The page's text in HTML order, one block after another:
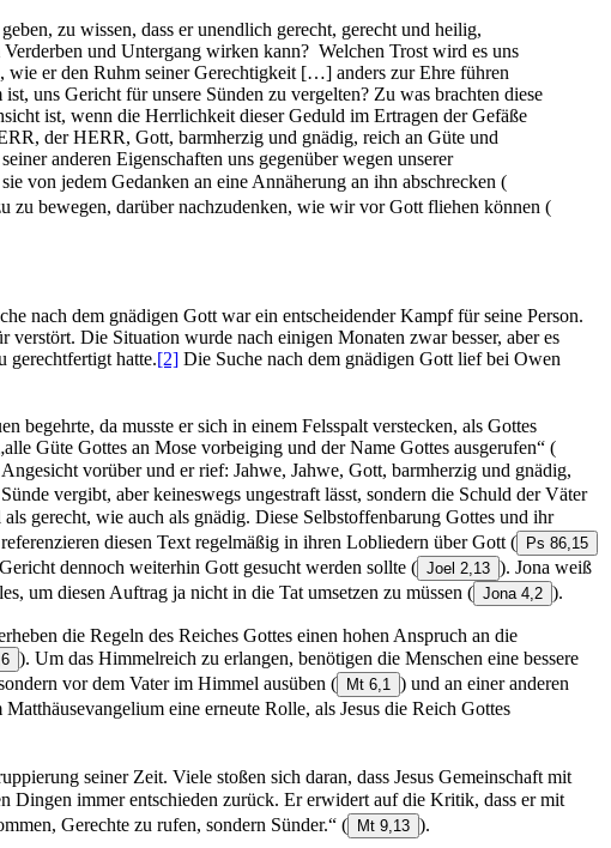
zu wissen, dass er unendlich gerecht, gerecht und heilig,
und Untergang wirken kann? Welchen Trost wird es uns
er den Ruhm seiner Gerechtigkeit […] anders zur Ehre führen
uns Gericht für unsere Sünden zu vergelten? Zu was brachten diese
ist, wenn die Herrlichkeit dieser Geduld im Ertragen der Gefäße
der HERR, Gott, barmherzig und gnädig, reich an Güte und
anderen Eigenschaften uns gegenüber wegen unserer
von jedem Gedanken an eine Annäherung an ihn abschrecken (
bewegen, darüber nachzudenken, wie wir vor Gott fliehen können (
nach dem gnädigen Gott war ein entscheidender Kampf für seine Person.
Die Situation wurde nach einigen Monaten zwar besser, aber es
gerechtfertigt hatte.[2] Die Suche nach dem gnädigen Gott lief bei Owen
da musste er sich in einem Felsspalt verstecken, als Gottes
Güte Gottes an Mose vorbeiging und der Name Gottes ausgerufen“ (
vorüber und er rief: Jahwe, Jahwe, Gott, barmherzig und gnädig,
vergibt, aber keineswegs ungestraft lässt, sondern die Schuld der Väter
gerecht, wie auch als gnädig. Diese Selbstoffenbarung Gottes und ihr
diesen Text regelmäßig in ihren Lobliedern über Gott ( Ps 86,15
dennoch weiterhin Gott gesucht werden sollte ( Joel 2,13 ). Jona weiß
um diesen Auftrag ja nicht in die Tat umsetzen zu müssen ( Jona 4,2 ).
die Regeln des Reiches Gottes einen hohen Anspruch an die
). Um das Himmelreich zu erlangen, benötigen die Menschen eine bessere
vor dem Vater im Himmel ausüben ( Mt 6,1
) und an einer anderen
eine erneute Rolle, als Jesus die Reich Gottes
seiner Zeit. Viele stoßen sich daran, dass Jesus Gemeinschaft mit
Dingen immer entschieden zurück. Er erwidert auf die Kritik, dass er mit
Gerechte zu rufen, sondern Sünder.“ ( Mt 9,13 ).